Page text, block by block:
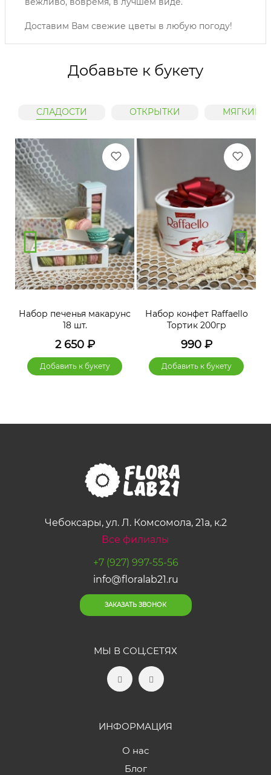
Доставим Вам свежие цветы в любую погоду!
Добавьте к букету
СЛАДОСТИ ОТКРЫТКИ МЯГКИЕ
Набор печенья макарунс
18 шт.
2 650₽
Добавить к букету
Набор конфет Raffaello
Тортик 200гр
990₽
Добавить к букету
Чебоксары, ул. Л. Комсомола, 21а, к.2
Все филиалы
+7 (927) 997-55-56
info@floralab21.ru
ЗАКАЗАТЬ ЗВОНОК
МЫ В СОЦ.СЕТЯХ
ИНФОРМАЦИЯ
О нас
Блог